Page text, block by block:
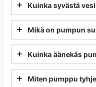
Kuinka syvästä
Mikä on pumpun
Kuinka äänekäs
Miten pumppu